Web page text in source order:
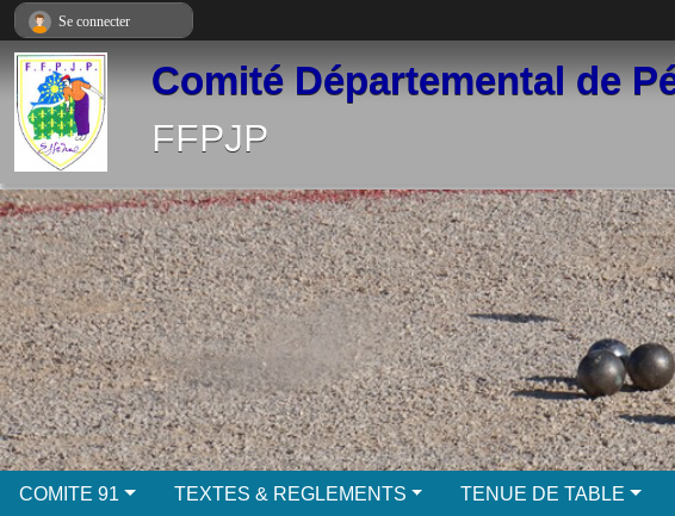
Comité Départemental de
FFPJP
COMITE 91 TEXTES & REGLEMENTS TENUE DE TABLE
Se connecter
Panneau de gestion des cookies